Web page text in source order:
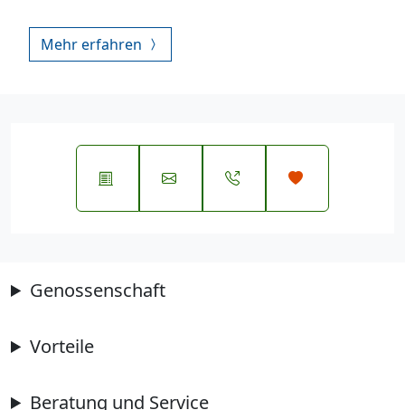
Mehr erfahren
Genossenschaft
Vorteile
Beratung und Service